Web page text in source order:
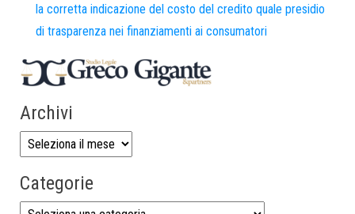
la corretta indicazione del costo del credito quale presidio
di trasparenza nei finanziamenti ai consumatori
Archivi
Categorie